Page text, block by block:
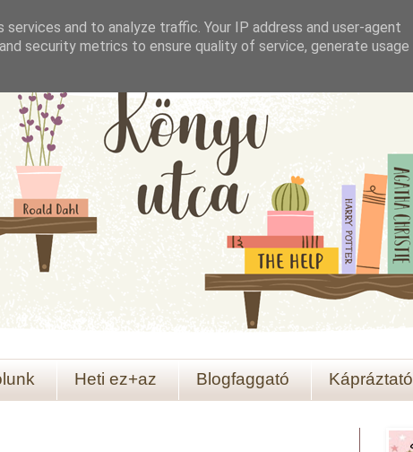
Heti ez+az Blogfaggató Kápráztató
and to analyze traffic. Your IP address and user-agent
security metrics to ensure quality of service, generate usage